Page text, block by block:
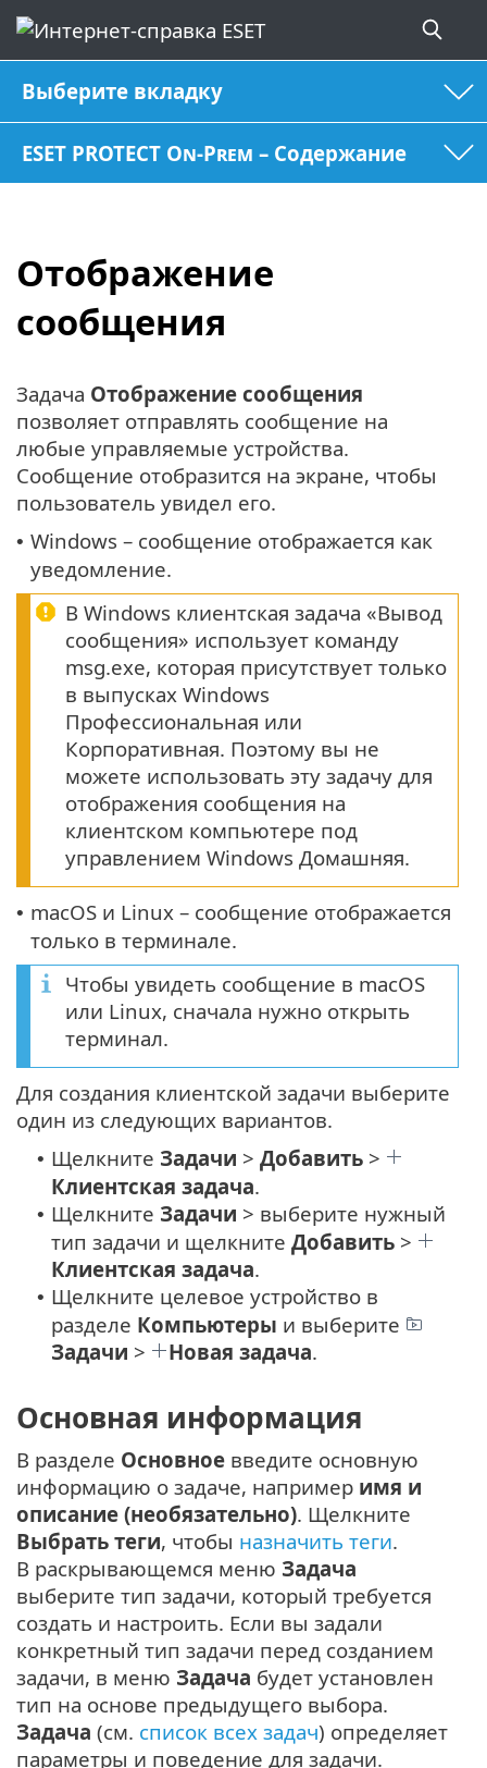
Выберите вкладку
ESET PROTECT On-Prem – Содержание
Отображение
сообщения
Задача Отображение сообщения
позволяет отправлять сообщение на
любые управляемые устройства.
Сообщение отобразится на экране, чтобы
пользователь увидел его.
• Windows – сообщение отображается как
уведомление.
В Windows клиентская задача «Вывод
сообщения» использует команду
msg.exe, которая присутствует только
в выпусках Windows
Профессиональная или
Корпоративная. Поэтому вы не
можете использовать эту задачу для
отображения сообщения на
клиентском компьютере под
управлением Windows Домашняя.
• macOS и Linux – сообщение отображается
только в терминале.
Чтобы увидеть сообщение в macOS
или Linux, сначала нужно открыть
терминал.
Для создания клиентской задачи выберите
один из следующих вариантов.
• Щелкните Задачи > Добавить >
Клиентская задача.
• Щелкните Задачи > выберите нужный
тип задачи и щелкните Добавить >
Клиентская задача.
• Щелкните целевое устройство в
разделе Компьютеры и выберите
Задачи > Новая задача.
Основная информация
В разделе Основное введите основную
информацию о задаче, например имя и
описание (необязательно). Щелкните
Выбрать теги, чтобы назначить теги.
В раскрывающемся меню Задача
выберите тип задачи, который требуется
создать и настроить. Если вы задали
конкретный тип задачи перед созданием
задачи, в меню Задача будет установлен
тип на основе предыдущего выбора.
Задача (см. список всех задач) определяет
параметры и поведение для задачи.